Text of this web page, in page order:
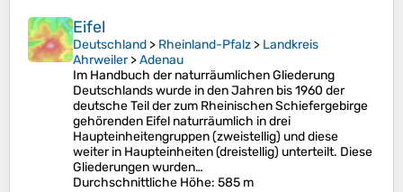
Eifel
Deutschland > Rheinland-Pfalz > Landkreis
Ahrweiler>Adenau
Im Handbuch der naturräumlichen Gliederung
Deutschlands wurde in den Jahren bis 1960 der
deutsche Teil der zum Rheinischen Schiefergebirge
gehörenden Eifel naturräumlich in drei
Haupteinheitengruppen (zweistellig) und diese
weiter in Haupteinheiten (dreistellig) unterteilt. Diese
Gliederungen wurden…
Durchschnittliche Höhe: 585 m